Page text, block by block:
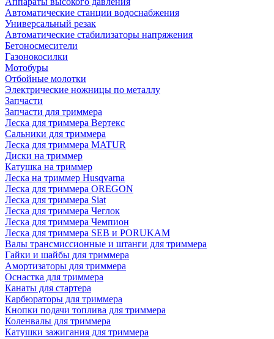
Автоматические станции водоснабжения
Универсальный резак
Автоматические стабилизаторы напряжения
Бетоносмесители
Газонокосилки
Мотобуры
Отбойные молотки
Электрические ножницы по металлу
Запчасти
Запчасти для триммера
Леска для триммера Вертекс
Сальники для триммера
Леска для триммера MATUR
Диски на триммер
Катушка на триммер
Леска на триммер Husqvarna
Леска для триммера OREGON
Леска для триммера Siat
Леска для триммера Чеглок
Леска для триммера Чемпион
Леска для триммера SEB и PORUKAM
Валы трансмиссионные и штанги для триммера
Гайки и шайбы для триммера
Амортизаторы для триммера
Оснастка для триммера
Канаты для стартера
Карбюраторы для триммера
Кнопки подачи топлива для триммера
Коленвалы для триммера
Катушки зажигания для триммера